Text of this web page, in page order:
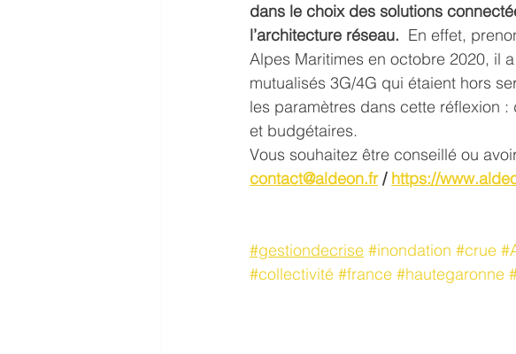
dans le choix des solutions
l’architecture réseau. En effet,
Alpes Maritimes en octobre 2020, il
mutualisés 3G/4G qui étaient hors
les paramètres dans cette réflexion
et budgétaires.
Vous souhaitez être conseillé ou
contact@aldeon.fr / https://
#gestiondecrise #inondation #crue
#collectivité #france #hautegaronne